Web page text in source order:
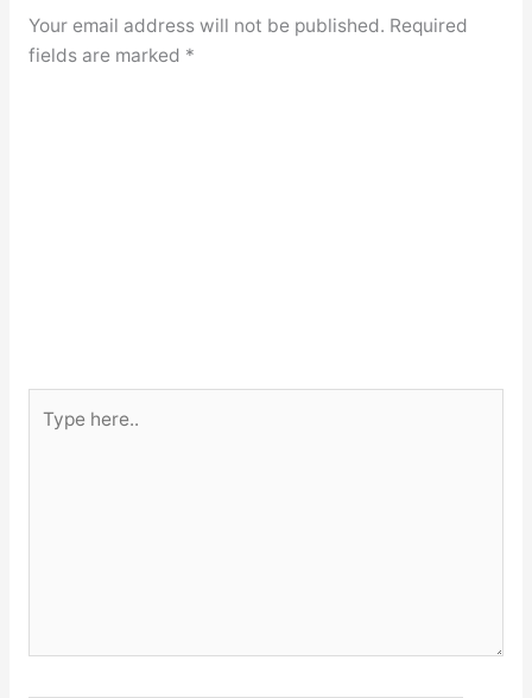
Your email address will not be published. Required
fields are marked *
here..